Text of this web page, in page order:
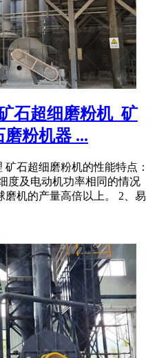
石超细磨粉机_矿
粉机器 ...
石超细磨粉机的性能特点：
度及电动机功率相同的情况
磨机的产量高倍以上。 2、易